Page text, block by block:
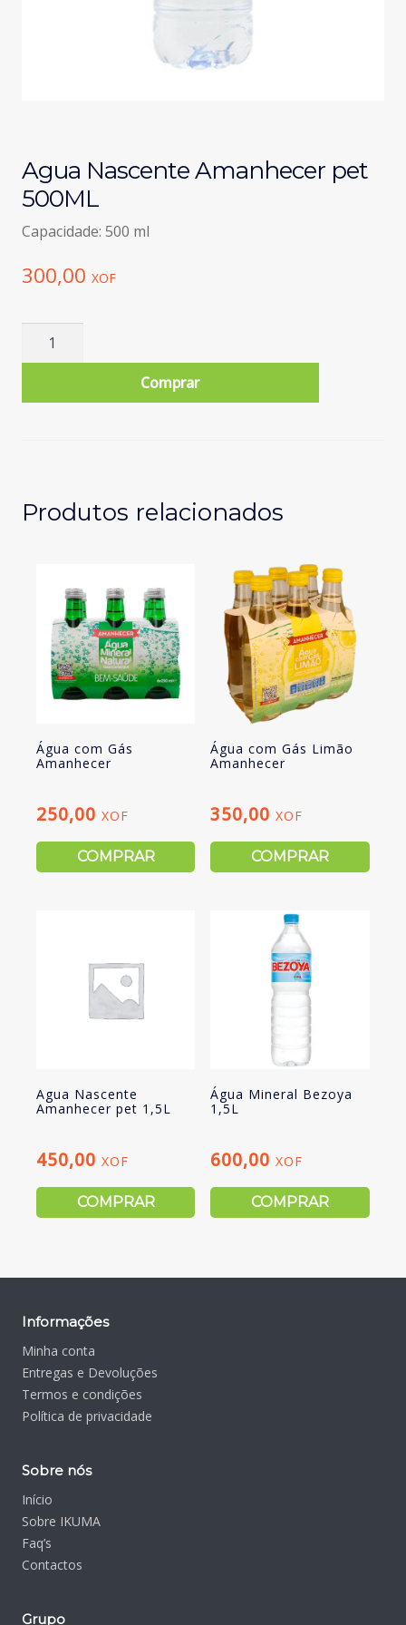
Agua Nascente Amanhecer pet
500ML
Capacidade: 500 ml
300,00 XOF
Quantidade
Nascente
Comprar
Produtos relacionados
Água com Gás
Amanhecer
250,00 XOF
COMPRAR
Água com Gás Limão
Amanhecer
350,00XOF
COMPRAR
Agua Nascente
Amanhecer pet 1,5L
450,00 XOF
COMPRAR
Água Mineral Bezoya
1,5L
600,00XOF
COMPRAR
Informações
Minha conta
Entregas e Devoluções
Termos e condições
Política de privacidade
Sobre nós
Início
Sobre IKUMA
Faq’s
Contactos
Grupo